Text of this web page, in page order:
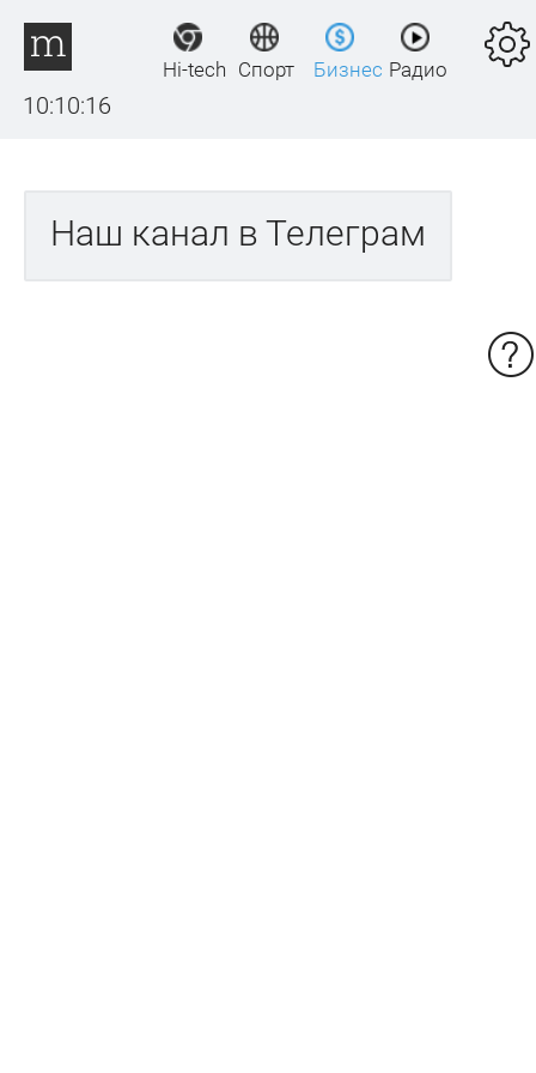
10:10:17
Hi-tech Спорт Бизнес Радио
Наш канал в Телеграм